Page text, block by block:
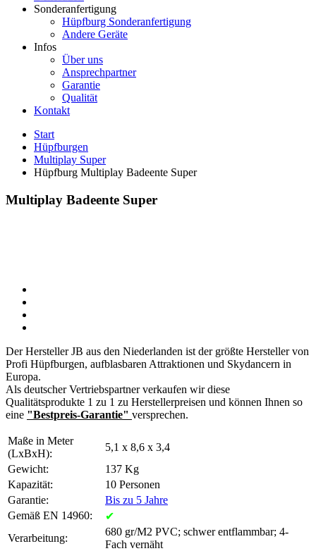
Sonderanfertigung
Hüpfburg Sonderanfertigung
Andere Geräte
Infos
Über uns
Ansprechpartner
Garantie
Qualität
Kontakt
Start
Hüpfburgen
Multiplay Super
Hüpfburg Multiplay Badeente Super
Multiplay Badeente Super
Der Hersteller JB aus den Niederlanden ist der größte Hersteller von
Profi Hüpfburgen, aufblasbaren Attraktionen und Skydancern in
Europa.
Als deutscher Vertriebspartner verkaufen wir diese
Qualitätsprodukte 1 zu 1 zu Herstellerpreisen und können Ihnen so
eine "Bestpreis-Garantie" versprechen.
Maße in Meter
(LxBxH):
5,1 x 8,6 x 3,4
Gewicht:
137 Kg
Kapazität:
10 Personen
Garantie:
Bis zu 5 Jahre
Gemäß EN 14960:
✔
Verarbeitung:
680 gr/M2 PVC; schwer entflammbar; 4-
Fach vernäht